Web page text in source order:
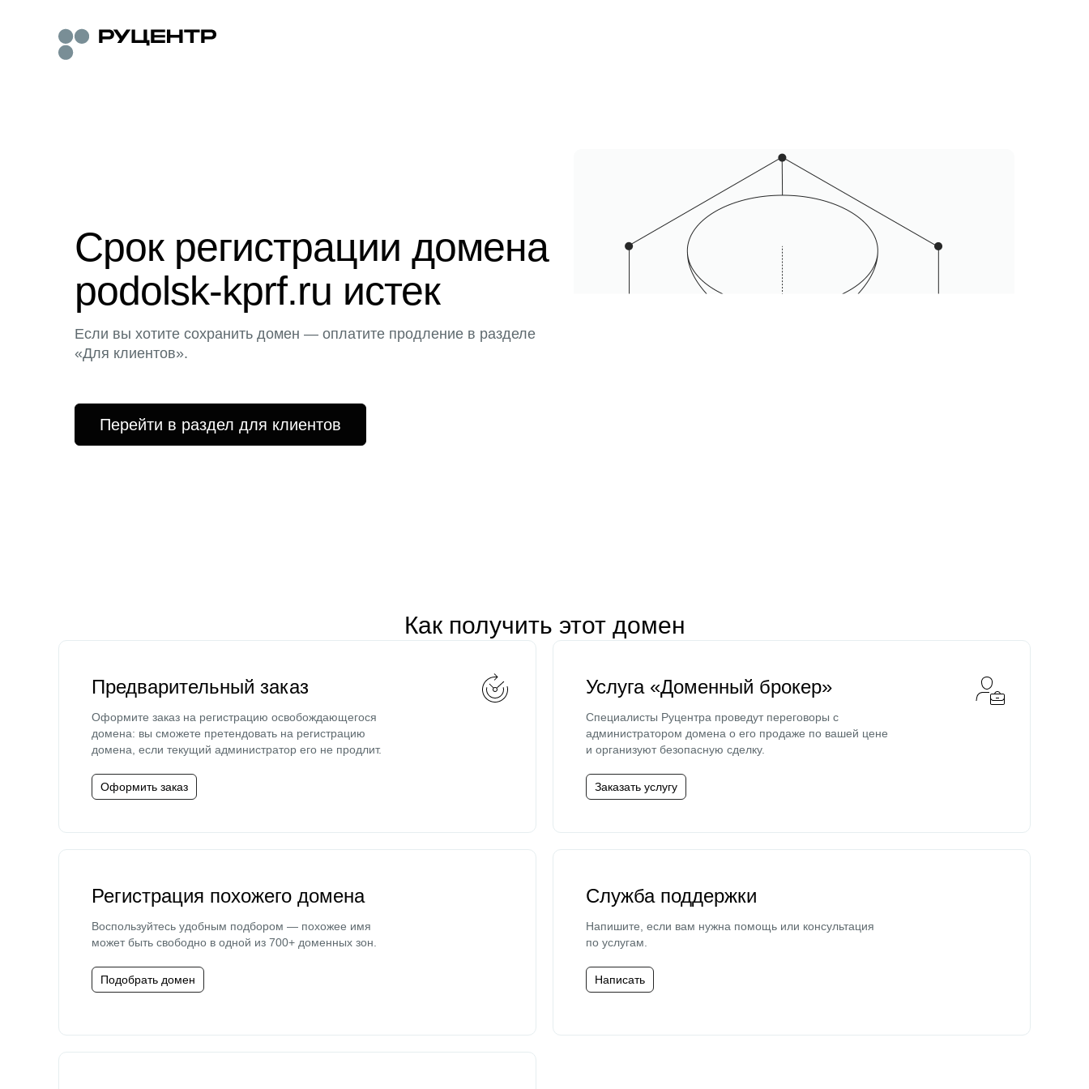
Срок регистрации домена
podolsk-kprf.ru истек
Если вы хотите сохранить домен — оплатите продление в разделе
«Для клиентов».
Перейти в раздел для клиентов
Как получить этот домен
Предварительный заказ
Оформите заказ на регистрацию освобождающегося
домена: вы сможете претендовать на регистрацию
домена, если текущий администратор его не продлит.
Оформить заказ
Услуга «Доменный брокер»
Специалисты Руцентра проведут переговоры с
администратором домена о его продаже по вашей цене
и организуют безопасную сделку.
Заказать услугу
Регистрация похожего домена
Воспользуйтесь удобным подбором — похожее имя
может быть свободно в одной из 700+ доменных зон.
Подобрать домен
Служба поддержки
Напишите, если вам нужна помощь или консультация
по услугам.
Написать